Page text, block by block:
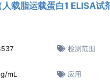
载脂运载蛋白1 ELISA试
检测范围
mL 应用